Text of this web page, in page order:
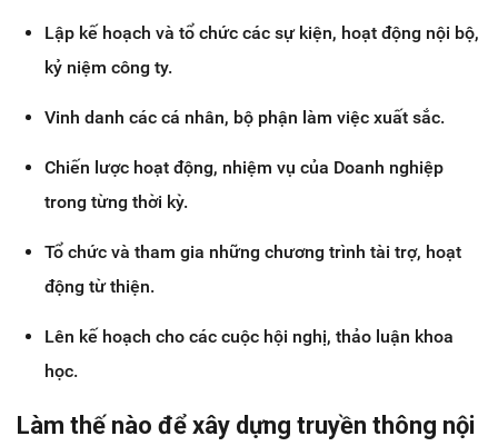
Lập kế hoạch và tổ chức các sự kiện, hoạt động nội bộ,
kỷ niệm công ty.
Vinh danh các cá nhân, bộ phận làm việc xuất sắc.
Chiến lược hoạt động, nhiệm vụ của Doanh nghiệp
trong từng thời kỳ.
Tổ chức và tham gia những chương trình tài trợ, hoạt
động từ thiện.
Lên kế hoạch cho các cuộc hội nghị, thảo luận khoa
học.
Làm thế nào để xây dựng truyền thông nội